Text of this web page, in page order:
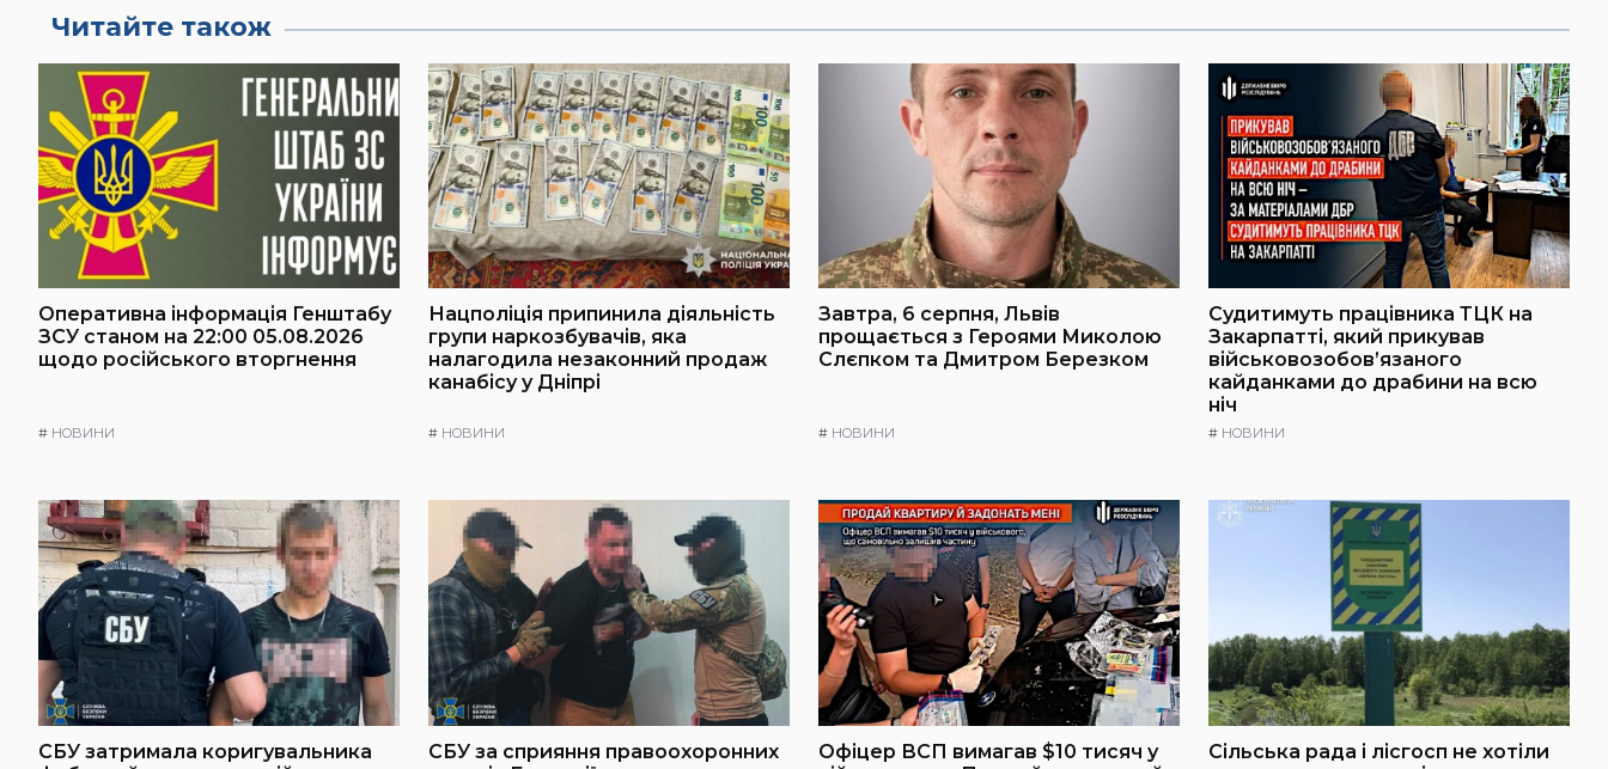
Читайте також
Оперативна інформація Генштабу
ЗСУ станом на 22:00 05.08.2026
щодо російського вторгнення
# НОВИНИ
Нацполіція припинила діяльність
групи наркозбувачів, яка
налагодила незаконний продаж
канабісу у Дніпрі
# НОВИНИ
Завтра, 6 серпня, Львів
прощається з Героями Миколою
Слєпком та Дмитром Березком
# НОВИНИ
Судитимуть працівника ТЦК на
Закарпатті, який прикував
військовозобов’язаного
кайданками до драбини на всю
ніч
# НОВИНИ
СБУ затримала коригувальника
СБУ за сприяння правоохоронних
Офіцер ВСП вимагав $10 тисяч у
Сільська рада і лісгосп не хотіли